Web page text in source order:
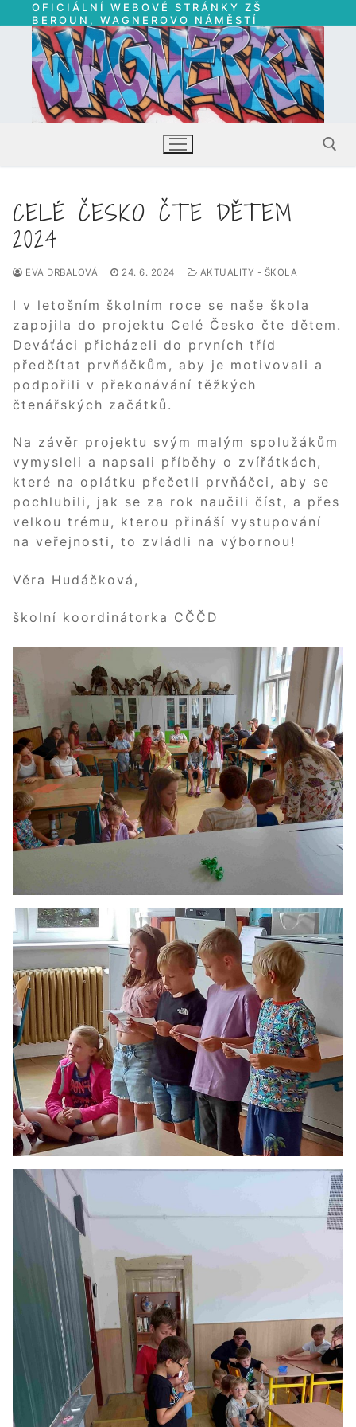
Přeskočit
na
obsah
OFICIÁLNÍ WEBOVÉ STRÁNKY ZŠ
BEROUN, WAGNEROVO NÁMĚSTÍ
Hledat:
CELÉ ČESKO ČTE DĚTEM
2024
EVA DRBALOVÁ 24. 6. 2024 AKTUALITY - ŠKOLA
I v letošním školním roce se naše škola
zapojila do projektu Celé Česko čte dětem.
Deváťáci přicházeli do prvních tříd
předčítat prvňáčkům, aby je motivovali a
podpořili v překonávání těžkých
čtenářských začátků.
Na závěr projektu svým malým spolužákům
vymysleli a napsali příběhy o zvířátkách,
které na oplátku přečetli prvňáčci, aby se
pochlubili, jak se za rok naučili číst, a přes
velkou trému, kterou přináší vystupování
na veřejnosti, to zvládli na výbornou!
Věra Hudáčková,
školní koordinátorka CČČD